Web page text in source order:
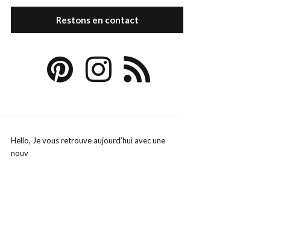
Restons en contact
Hello, Je vous retrouve aujourd’hui avec une
nouv